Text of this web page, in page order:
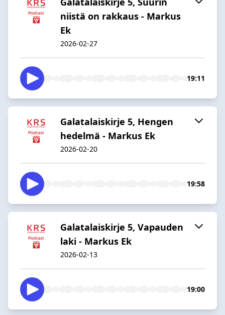
niistä on rakkaus - Markus
Ek
2026-02-27
19:11
Galatalaiskirje 5, Hengen
hedelmä - Markus Ek
2026-02-20
19:58
Galatalaiskirje 5, Vapauden
laki - Markus Ek
2026-02-13
19:00